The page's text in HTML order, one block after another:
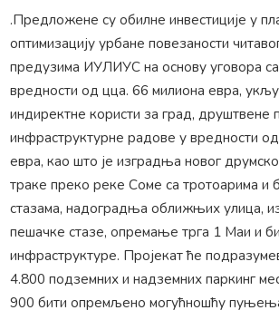
.Предложене су обилне инвестиције у
оптимизацију урбане повезаности
предузима ИУЛИУС на основу уговора
вредности од цца. 66 милиона евра,
индиректне користи за град, друштвене
инфраструктурне радове у вредности
евра, као што је изградња новог
траке преко реке Соме са тротоарима и
стазама, надоградња оближњих улица,
пешачке стазе, опремање трга 1 Маи и
инфраструктуре. Пројекат ће
4.800 подземних и надземних паркинг
900 бити опремљено могућношћу